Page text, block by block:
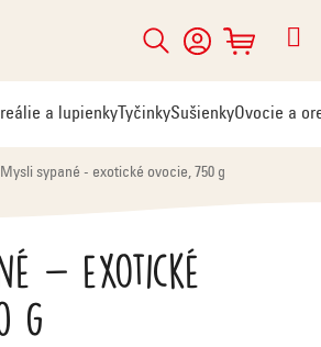
Hľadať
NÁKUPNÝ
KOŠÍK
a lupienky TyčinkySušienkyOvocie a
Mysli sypané - exotické ovocie, 750 g
- exotické
g